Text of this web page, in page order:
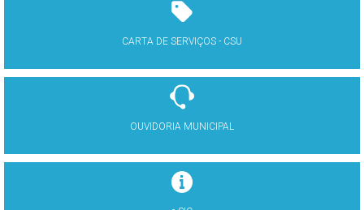
CARTA DE SERVIÇOS - CSU
OUVIDORIA MUNICIPAL